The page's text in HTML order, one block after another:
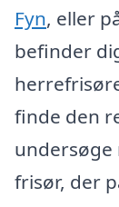
Fyn, eller
befinder
finde den
undersøge
frisør, der